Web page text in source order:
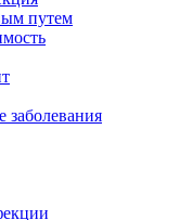
путем
заболевания